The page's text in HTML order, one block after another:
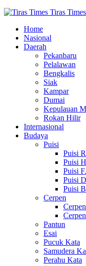
Tiras
Home
Nasional
Daerah
Pekanbaru
Pelalawan
Bengkalis
Siak
Kampar
Dumai
Kepulauan
Rokan Hilir
Internasional
Budaya
Puisi
Puisi
Puisi
Puisi
Puisi
Puisi
Cerpen
Pantun
Esai
Pucuk Kata
Samudera
Perahu Kata